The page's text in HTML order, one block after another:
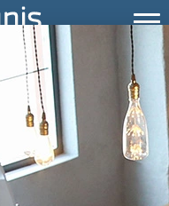
DU
HIVER